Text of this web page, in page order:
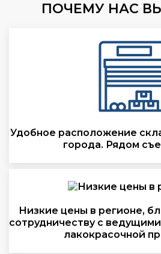
ПОЧЕМУ НАС
Удобное расположение
города. Рядом
Низкие цены в регионе,
сотрудничеству с
лакокрасочной